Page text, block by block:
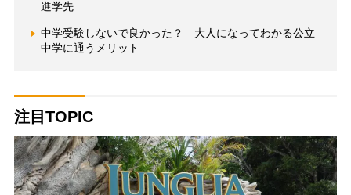
進学先
中学受験しないで良かった？ 大人になってわかる公立
中学に通うメリット
注目TOPIC